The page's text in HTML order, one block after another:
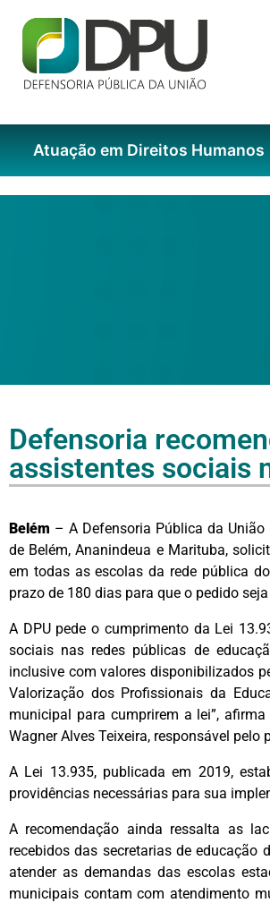
Atuação em Direitos Humanos
Defensoria
assistentes sociais
Belém – A Defensoria Pública da
de Belém, Ananindeua e Marituba,
em todas as escolas da rede pública
prazo de 180 dias para que o pedido
A DPU pede o cumprimento da Lei
sociais nas redes públicas de
inclusive com valores disponibilizados
Valorização dos Profissionais da
municipal para cumprirem a lei”,
Wagner Alves Teixeira, responsável pelo
A Lei 13.935, publicada em 2019,
providências necessárias para sua
A recomendação ainda ressalta as
recebidos das secretarias de
atender as demandas das escolas
municipais contam com atendimento